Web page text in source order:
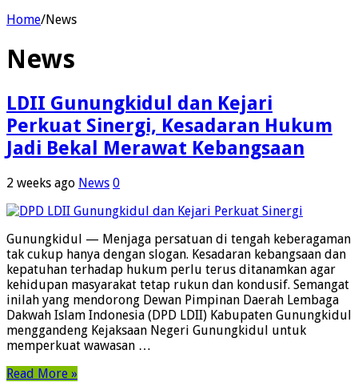
Home/News
News
LDII Gunungkidul dan Kejari
Perkuat Sinergi, Kesadaran Hukum
Jadi Bekal Merawat Kebangsaan
2 weeks ago News 0
Gunungkidul — Menjaga persatuan di tengah keberagaman
tak cukup hanya dengan slogan. Kesadaran kebangsaan dan
kepatuhan terhadap hukum perlu terus ditanamkan agar
kehidupan masyarakat tetap rukun dan kondusif. Semangat
inilah yang mendorong Dewan Pimpinan Daerah Lembaga
Dakwah Islam Indonesia (DPD LDII) Kabupaten Gunungkidul
menggandeng Kejaksaan Negeri Gunungkidul untuk
memperkuat wawasan …
Read More »